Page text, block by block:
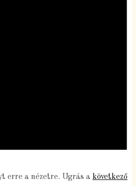
erre a nézetre. Ugrás a következő